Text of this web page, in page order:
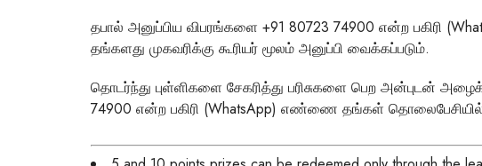
தபால் அனுப்பிய விபரங்களை +91 80723 74900 என்ற பகிரி
தங்களது முகவரிக்கு கூரியர் மூலம் அனுப்பி வைக்கப்படும்.
தொடர்ந்து புள்ளிகளை சேகரித்து பரிசுகளை பெற அன்புடன்
74900 என்ற பகிரி (WhatsApp) எண்ணை தங்கள்